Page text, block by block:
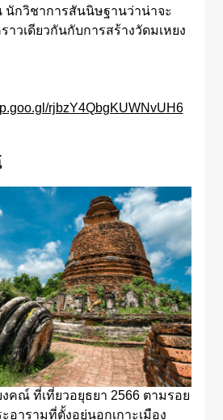
นักวิชาการสันนิษฐานว่าน่าจะ
าวเดียวกันกับการสร้างวัดมเหยง
rjbzY4QbgKUWNvUH6
คณ์ ที่เที่ยวอยุธยา 2566 ตามรอย
ารามที่ตั้งอยู่นอกเกาะเมือง